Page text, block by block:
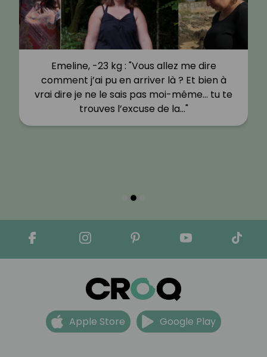
Emeline, -23 kg : "Vous allez me dire
comment j’ai pu en arriver là ? Et bien à
vrai dire je ne le sais pas moi-même… tu te
trouves l’excuse de la…"
Apple Store Google Play